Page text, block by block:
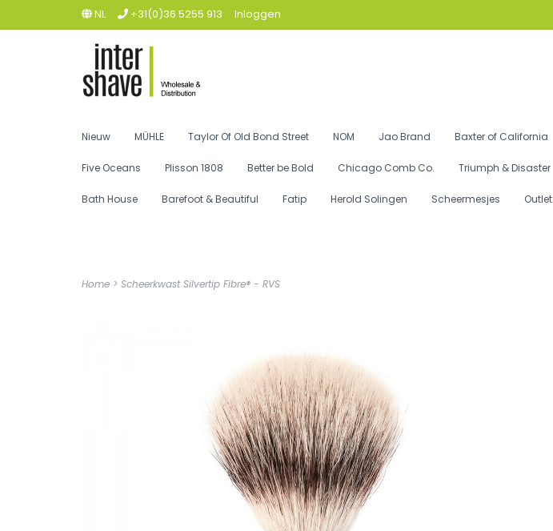
NL +31(0)36 5255 913 Inloggen
Nieuw MÜHLE Taylor Of Old Bond Street NOM Jao Brand Baxter of California
Five Oceans Plisson 1808 Better be Bold Chicago Comb Co. Triumph & Disaster
Bath House Barefoot & Beautiful Fatip Herold Solingen Scheermesjes Outlet
Home > Scheerkwast Silvertip Fibre® - RVS